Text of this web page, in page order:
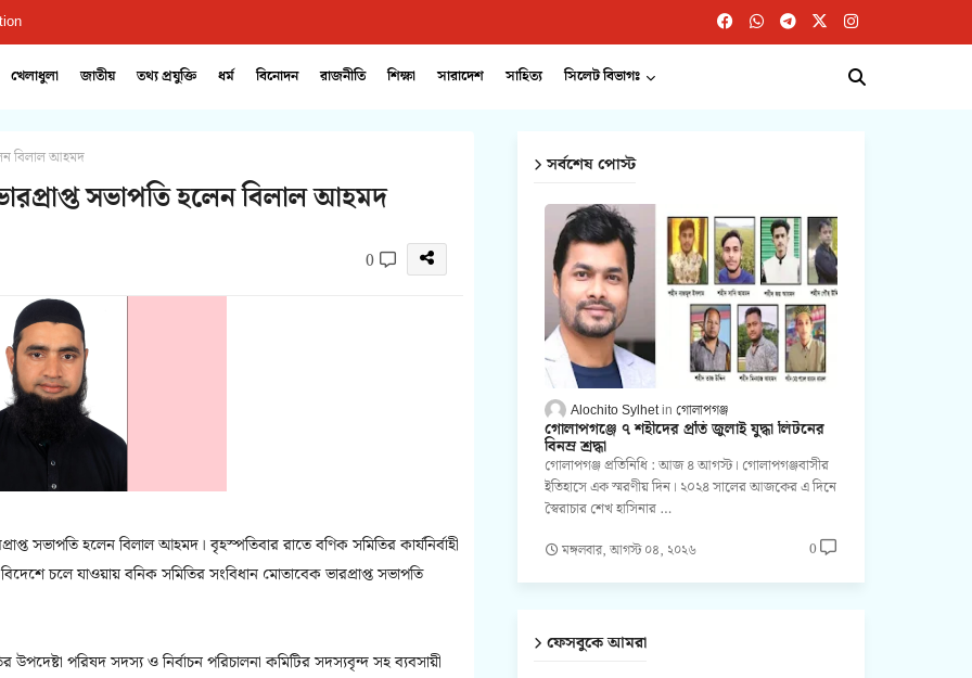
খেলাধুলা জাতীয় তথ্য প্রযুক্তি ধর্ম বিনোদন রাজনীতি শিক্ষা সারাদেশ সাহিত্য সিলেট বিভাগঃ
বিলাল আহমদ
সভাপতি হলেন বিলাল আহমদ
0
সভাপতি হলেন বিলাল আহমদ। বৃহস্পতিবার রাতে বণিক সমিতির কার্যনির্বাহী
চলে যাওয়ায় বনিক সমিতির সংবিধান মোতাবেক ভারপ্রাপ্ত সভাপতি
পরিষদ সদস্য ও নির্বাচন পরিচালনা কমিটির সদস্যবৃন্দ সহ ব্যবসায়ী
সর্বশেষ পোস্ট
Alochito Sylhet গোলাপগঞ্জ
গোলাপগঞ্জে ৭ শহীদের প্রতি জুলাই যুদ্ধা লিটনের
বিনম্র শ্রদ্ধা
গোলাপগঞ্জ প্রতিনিধি : আজ ৪ আগস্ট। গোলাপগঞ্জবাসীর
ইতিহাসে এক স্মরণীয় দিন। ২০২৪ সালের আজকের এ দিনে
স্বৈরাচার শেখ হাসিনার …
মঙ্গলবার, আগস্ট ০৪, ২০২৬ 0
ফেসবুকে আমরা